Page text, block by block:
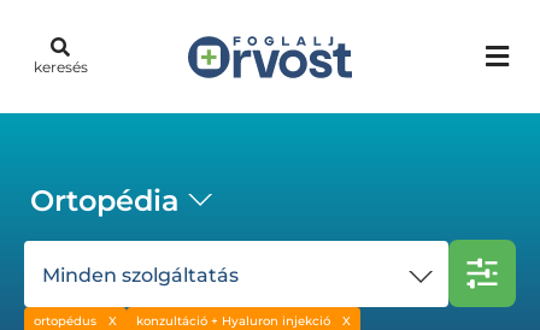
keresés
Ortopédia
Minden szolgáltatás
ortopédus konzultáció + Hyaluron injekció